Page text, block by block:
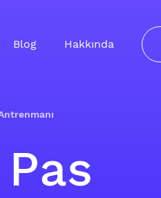
Blog Hakkında